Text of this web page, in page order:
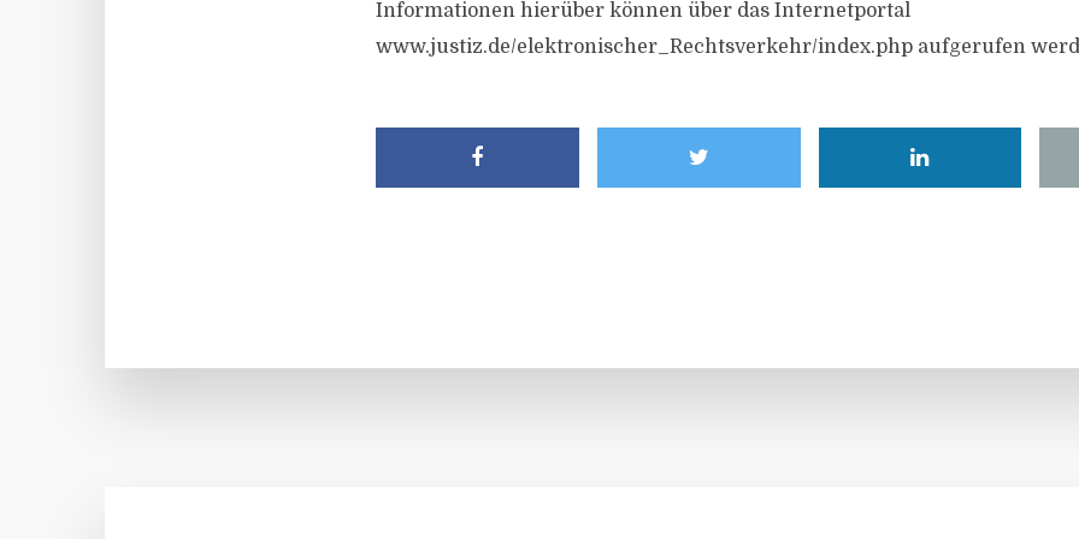
Informationen hierüber können über das Internetportal
www.justiz.de/elektronischer_Rechtsverkehr/index.php aufgerufen